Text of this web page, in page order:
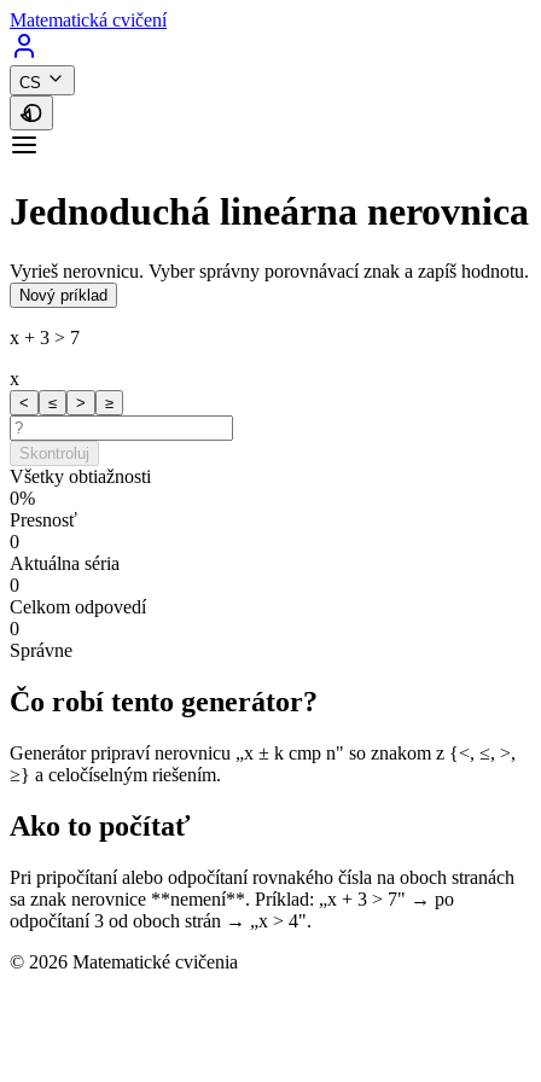
Matematická cvičení
CS
Jednoduchá lineárna nerovnica
Vyrieš nerovnicu. Vyber správny porovnávací znak a zapíš hodnotu.
Nový príklad
x + 3 > 7
x
< ≤ > ≥
Skontroluj
Všetky obtiažnosti
0%
Presnosť
0
Aktuálna séria
0
Celkom odpovedí
0
Správne
Čo robí tento generátor?
Generátor pripraví nerovnicu „x ± k cmp n" so znakom z {<, ≤, >,
≥} a celočíselným riešením.
Ako to počítať
Pri pripočítaní alebo odpočítaní rovnakého čísla na oboch stranách
sa znak nerovnice **nemení**. Príklad: „x + 3 > 7" → po
odpočítaní 3 od oboch strán → „x > 4".
© 2026 Matematické cvičenia